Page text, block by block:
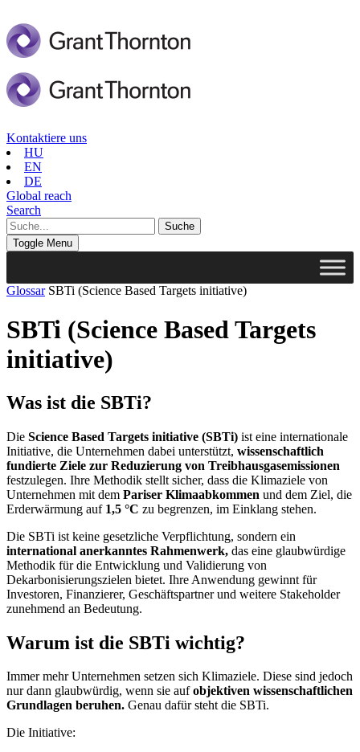
Kontaktiere uns
HU
EN
DE
Global reach
Search
Toggle Menu
Glossar SBTi (Science Based Targets initiative)
SBTi (Science Based Targets
initiative)
Was ist die SBTi?
Die Science Based Targets initiative (SBTi) ist eine internationale
Initiative, die Unternehmen dabei unterstützt, wissenschaftlich
fundierte Ziele zur Reduzierung von Treibhausgasemissionen
festzulegen. Ihre Methodik stellt sicher, dass die Klimaziele von
Unternehmen mit dem Pariser Klimaabkommen und dem Ziel, die
Erderwärmung auf 1,5 °C zu begrenzen, im Einklang stehen.
Die SBTi ist keine gesetzliche Verpflichtung, sondern ein
international anerkanntes Rahmenwerk, das eine glaubwürdige
Methodik für die Entwicklung und Validierung von
Dekarbonisierungszielen bietet. Ihre Anwendung gewinnt für
Investoren, Finanzierer, Geschäftspartner und weitere Stakeholder
zunehmend an Bedeutung.
Warum ist die SBTi wichtig?
Immer mehr Unternehmen setzen sich Klimaziele. Diese sind jedoch
nur dann glaubwürdig, wenn sie aufobjektiven wissenschaftlichen
Grundlagen beruhen. Genau dafür steht die SBTi.
Die Initiative: